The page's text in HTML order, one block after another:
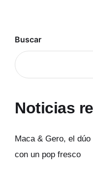
Buscar
Noticias
Maca & Gero, el
con un pop fresco